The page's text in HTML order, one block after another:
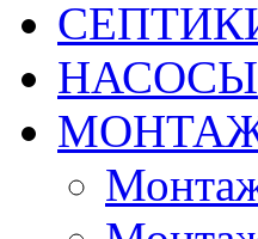
НАСОСЫ